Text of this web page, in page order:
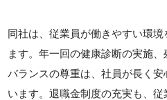
同社は、従業員が働きやすい環
ます。年一回の健康診断の実施
バランスの尊重は、社員が長く
います。退職金制度の充実も、